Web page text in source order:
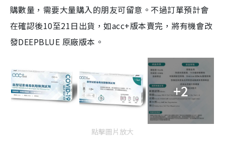
購數量，需要大量購入的朋友可留意。不過訂單預計會
在確認後10至21日出貨，如acc+版本賣完，將有機會改
發DEEPBLUE 原廠版本。
+2
點擊圖片放大